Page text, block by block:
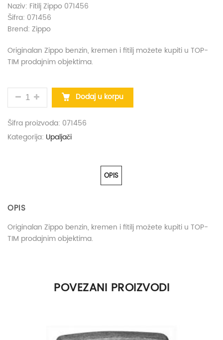
Naziv: Fitilj Zippo 071456
Šifra: 071456
Brend: Zippo
Originalan Zippo benzin, kremen i fitilj možete kupiti u TOP-
TIM prodajnim objektima.
FITILJ ZIPPO 071456 KOLIČINA
Dodaj u korpu
Šifra proizvoda: 071456
Kategorija: Upaljači
OPIS
OPIS
Originalan Zippo benzin, kremen i fitilj možete kupiti u TOP-
TIM prodajnim objektima.
POVEZANI PROIZVODI